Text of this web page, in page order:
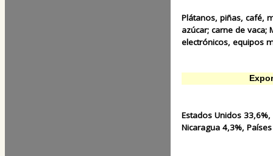
Plátanos, piñas, café,
azúcar; carne de vaca;
electrónicos, equipos
Estados Unidos
Nicaragua 4,3%,